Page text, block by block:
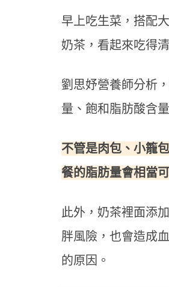
早上吃生菜，搭配
奶茶，看起來吃得
劉思妤營養師分析
量、飽和脂肪酸含
不管是肉包、小籠
餐的脂肪量會相當
此外，奶茶裡面添
胖風險，也會造成
的原因。